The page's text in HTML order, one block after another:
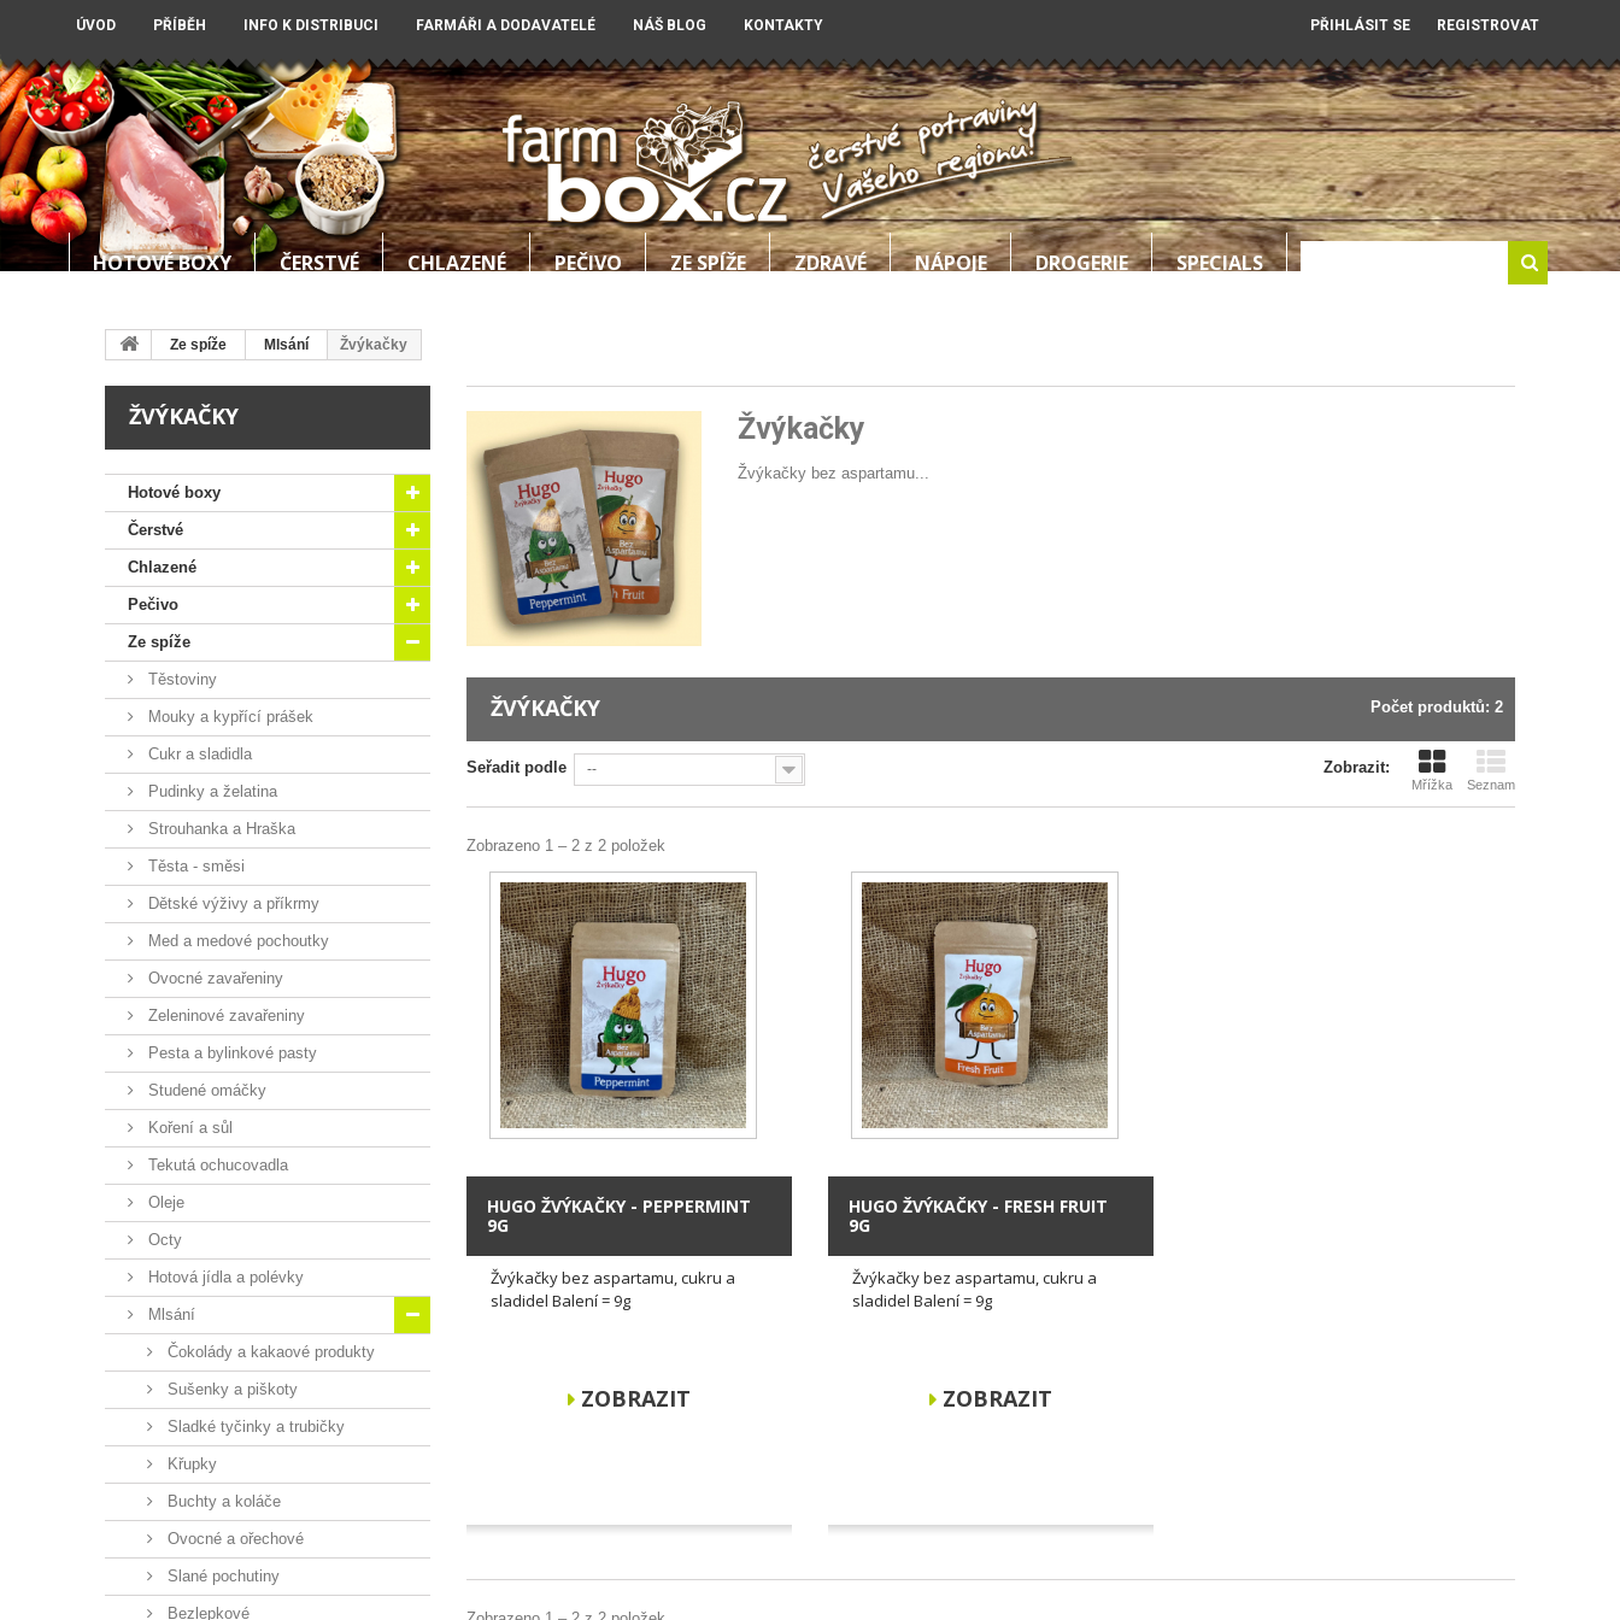
ÚVOD PŘÍBĚH INFO K DISTRIBUCI FARMÁŘI A DODAVATELÉ NÁŠ BLOG KONTAKTY PŘIHLÁSIT SE REGISTROVAT
HOTOVÉ BOXY ČERSTVÉ CHLAZENÉ PEČIVO ZE SPÍŽE ZDRAVÉ NÁPOJE DROGERIE SPECIALS
Ze spíže Mlsání Žvýkačky
ŽVÝKAČKY
Hotové boxy
Čerstvé
Chlazené
Pečivo
Ze spíže
Těstoviny
Mouky a kypřící prášek
Cukr a sladidla
Pudinky a želatina
Strouhanka a Hraška
Těsta - směsi
Dětské výživy a příkrmy
Med a medové pochoutky
Ovocné zavařeniny
Zeleninové zavařeniny
Pesta a bylinkové pasty
Studené omáčky
Koření a sůl
Tekutá ochucovadla
Oleje
Octy
Hotová jídla a polévky
Mlsání
Čokolády a kakaové produkty
Sušenky a piškoty
Sladké tyčinky a trubičky
Křupky
Buchty a koláče
Ovocné a ořechové
Slané pochutiny
Bezlepkové
Žvýkačky
Žvýkačky bez aspartamu...
ŽVÝKAČKY Počet produktů: 2
Zobrazit:
Mřížka Seznam
Seřadit podle --
Zobrazeno 1 – 2 z 2 položek
HUGO ŽVÝKAČKY - PEPPERMINT
9G
Žvýkačky bez aspartamu, cukru a
sladidel Balení = 9g
ZOBRAZIT
HUGO ŽVÝKAČKY - FRESH FRUIT
9G
Žvýkačky bez aspartamu, cukru a
sladidel Balení = 9g
ZOBRAZIT